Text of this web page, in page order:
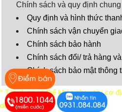
Chính sách và quy định chung
Quy định và hình thức
Chính sách vận chuyển
Chính sách bảo hành
Chính sách đổi/ trả hàng
Chính sách bảo mật thông
Video
* Tác dụng có thể khác nhau tùy cơ
dùng